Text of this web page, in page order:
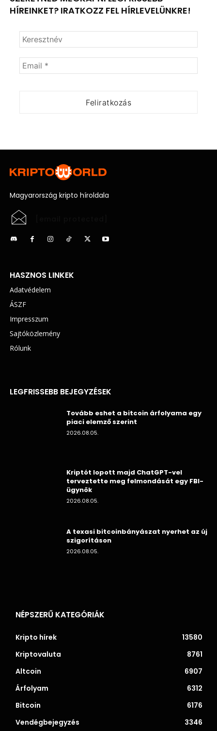
HÍREINKET? IRATKOZZ FEL HÍRLEVELÜNKRE!
Magyarország kripto híroldala
HASZNOS LINKEK
Adatvédelem
ÁSZF
Impresszum
Sajtóközlemény
Rólunk
LEGFRISSEBB BEJEGYZÉSEK
Tovább eshet a bitcoin árfolyama egy
piaci elemző szerint
2026.08.05.
Kriptót lopott majd ChatGPT-vel
terveztette meg felmondását egy FBI-
ügynök
2026.08.05.
A texasi bitcoinbányászat nyerhet az új
szigorításon
2026.08.05.
NÉPSZERŰ KATEGÓRIÁK
Kripto hírek
13580
Kriptovaluta
8761
Altcoin
6907
Árfolyam
6312
Bitcoin
6176
Vendégbejegyzés
3346